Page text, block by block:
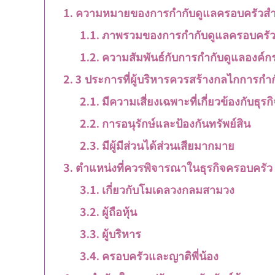
ความหมายของการกำกับดูแลครอบครัวส
ภาพรวมของการกำกับดูแลครอบครัว
ความสัมพันธ์กับการกำกับดูแลองค์ก
3 ประการที่ผู้บริหารควรสร้างกลไกการก
มีความเสี่ยงเฉพาะที่เกี่ยวข้องกับธุร
การอนุรักษ์และป้องกันทรัพย์สิน
มีผู้มีส่วนได้ส่วนเสียมากมาย
ตำแหน่งที่ควรพิจารณาในธุรกิจครอบครัว
เกี่ยวกับโมเดลวงกลมสามวง
ผู้ถือหุ้น
ผู้บริหาร
ครอบครัวและญาติพี่น้อง